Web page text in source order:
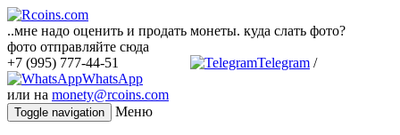
..мне надо оценить и продать монеты. куда слать фото?
фото отправляйте сюда
+7 (995) 777-44-51
Telegram /
WhatsApp
или на monety@rcoins.com
Toggle navigation Меню